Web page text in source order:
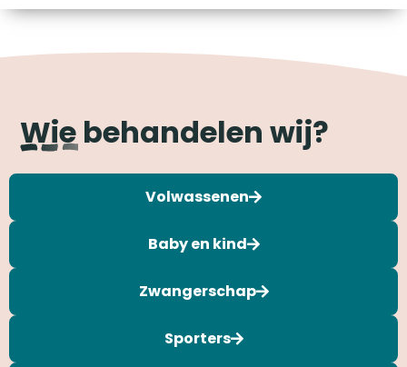
Wie behandelen wij?
Volwassenen
Baby en kind
Zwangerschap
Sporters